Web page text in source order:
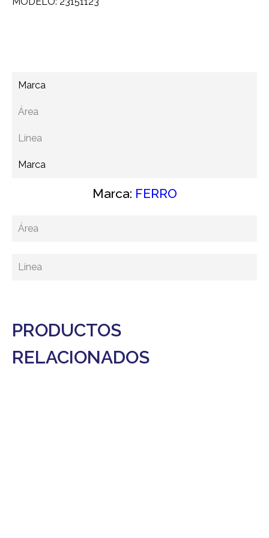
Marca
Área
Línea
Marca
Marca: FERRO
Área
Línea
PRODUCTOS
RELACIONADOS